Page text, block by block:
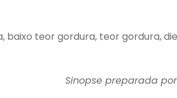
teor gordura, teor gordura,
Sinopse preparada